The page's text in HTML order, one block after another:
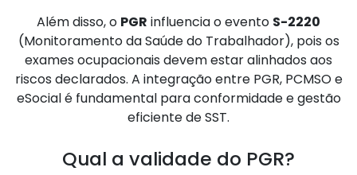
Além disso, o PGR influencia o evento S-2220
(Monitoramento da Saúde do Trabalhador), pois os
exames ocupacionais devem estar alinhados aos
riscos declarados. A integração entre PGR, PCMSO e
eSocial é fundamental para conformidade e gestão
eficiente de SST.
Qual a validade do PGR?